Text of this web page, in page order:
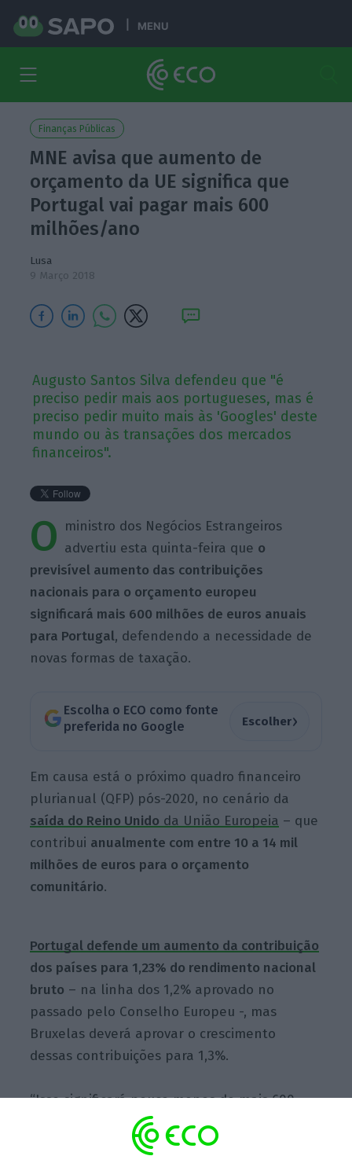
MENU
Finanças Públicas
MNE avisa que aumento de
orçamento da UE significa que
Portugal vai pagar mais 600
milhões/ano
Lusa
9 Março 2018
Augusto Santos Silva defendeu que "é
preciso pedir mais aos portugueses, mas é
preciso pedir muito mais às 'Googles' deste
mundo ou às transações dos mercados
financeiros".
O ministro dos Negócios Estrangeiros
advertiu esta quinta-feira que o
previsível aumento das contribuições
nacionais para o orçamento europeu
significará mais 600 milhões de euros anuais
para Portugal, defendendo a necessidade de
novas formas de taxação.
Escolha o ECO como fonte
preferida no Google
Escolher›
Em causa está o próximo quadro financeiro
plurianual (QFP) pós-2020, no cenário da
saída do Reino Unido da União Europeia – que
contribui anualmente com entre 10 a 14 mil
milhões de euros para o orçamento
comunitário.
Portugal defende um aumento da contribuição
dos países para 1,23% do rendimento nacional
bruto – na linha dos 1,2% aprovado no
passado pelo Conselho Europeu -, mas
Bruxelas deverá aprovar o crescimento
dessas contribuições para 1,3%.
“Isso significará pouco menos de mais 600
milhões de euros anuais. Onde os vamos
buscar? Ao nosso orçamento. Onde é que o